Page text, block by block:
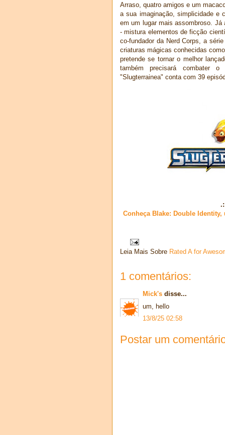
Arraso, quatro amigos e um
a sua imaginação, simplicidade e
em um lugar mais assombroso. Já
- mistura elementos de ficção
co-fundador da Nerd Corps, a
criaturas mágicas conhecidas
pretende se tornar o melhor
também precisará combater
"Slugterrainea" conta com 39
Conheça Blake: Double
Leia Mais Sobre Rated A for
1 comentários:
Mick's disse...
um, hello
13/8/25 02:58
Postar um